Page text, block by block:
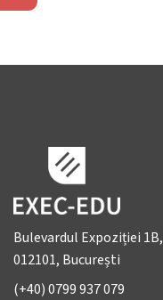
Bulevardul Expoziției 1B,
012101, București
(+40) 0799 937 079